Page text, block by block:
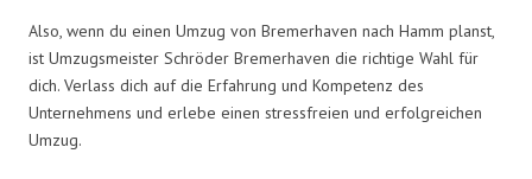
Also, wenn du einen Umzug von Bremerhaven nach Hamm planst,
ist Umzugsmeister Schröder Bremerhaven die richtige Wahl für
dich. Verlass dich auf die Erfahrung und Kompetenz des
Unternehmens und erlebe einen stressfreien und erfolgreichen
Umzug.